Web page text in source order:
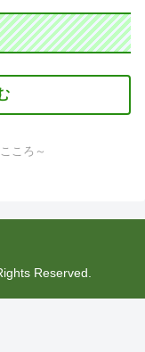
ころ～
Reserved.